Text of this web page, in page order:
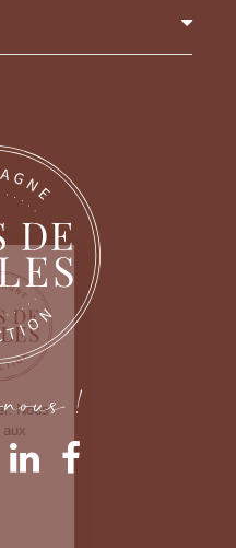
!
cookies
mobile ou
de faciliter
et d'y remédier. Nous
votre consentement aux
cliquez sur le lien
pied de page.